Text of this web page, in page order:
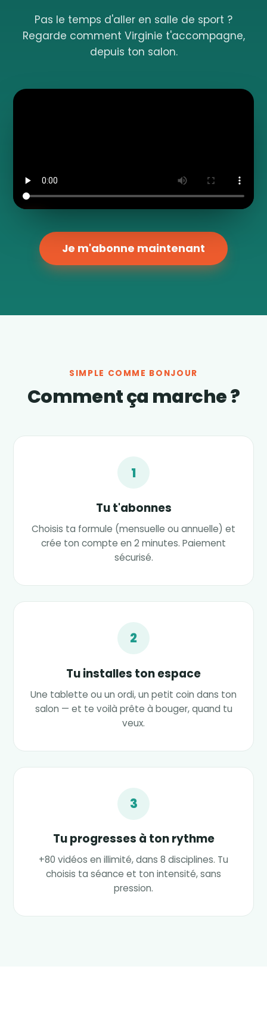
Pas le temps d'aller en salle de sport ?
Regarde comment Virginie t'accompagne,
depuis ton salon.
Je m'abonne maintenant
SIMPLE COMME BONJOUR
Comment ça marche ?
1
Tu t'abonnes
Choisis ta formule (mensuelle ou annuelle) et
crée ton compte en 2 minutes. Paiement
sécurisé.
2
Tu installes ton espace
Une tablette ou un ordi, un petit coin dans ton
salon — et te voilà prête à bouger, quand tu
veux.
3
Tu progresses à ton rythme
+80 vidéos en illimité, dans 8 disciplines. Tu
choisis ta séance et ton intensité, sans
pression.